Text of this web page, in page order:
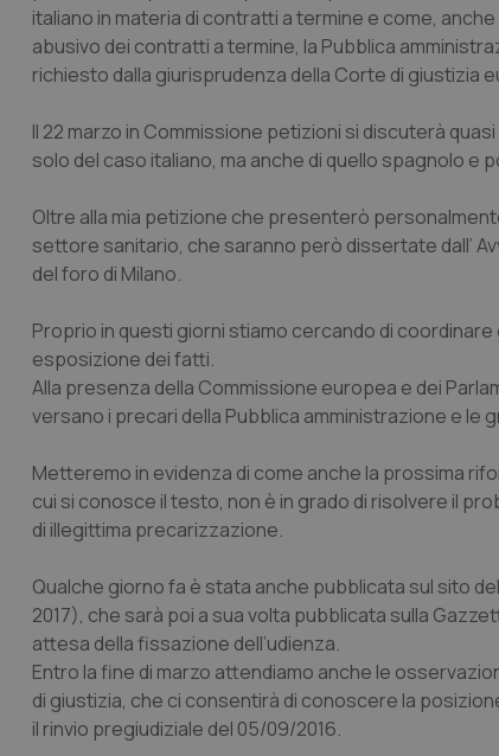
italiano in materia di contratti a termine e come,
abusivo dei contratti a termine, la Pubblica
richiesto dalla giurisprudenza della Corte di giustizia
Il 22 marzo in Commissione petizioni si discuterà
solo del caso italiano, ma anche di quello spagnolo e
Oltre alla mia petizione che presenterò
settore sanitario, che saranno però dissertate dall’
del foro di Milano.
Proprio in questi giorni stiamo cercando di
esposizione dei fatti.
Alla presenza della Commissione europea e dei
versano i precari della Pubblica amministrazione e le
Metteremo in evidenza di come anche la prossima
cui si conosce il testo, non è in grado di risolvere il
di illegittima precarizzazione.
Qualche giorno fa è stata anche pubblicata sul sito
2017), che sarà poi a sua volta pubblicata sulla
attesa della fissazione dell’udienza.
Entro la fine di marzo attendiamo anche le
di giustizia, che ci consentirà di conoscere la
il rinvio pregiudiziale del 05/09/2016.